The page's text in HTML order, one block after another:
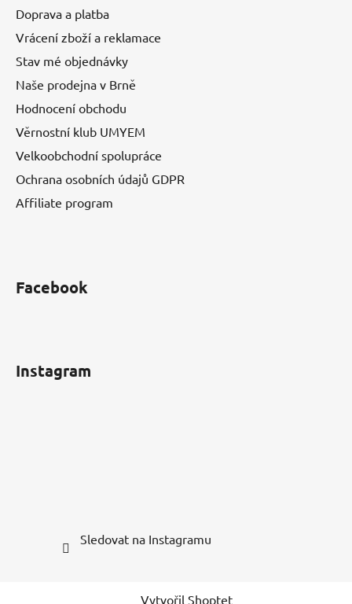
Doprava a platba
Vrácení zboží a reklamace
Stav mé objednávky
Naše prodejna v Brně
Hodnocení obchodu
Věrnostní klub UMYEM
Velkoobchodní spolupráce
Ochrana osobních údajů GDPR
Affiliate program
Facebook
Instagram
Sledovat na Instagramu
Vytvořil Shoptet